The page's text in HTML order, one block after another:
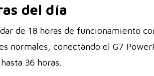
del día
de 18 horas de funcionamiento
normales, conectando el G7
36 horas.